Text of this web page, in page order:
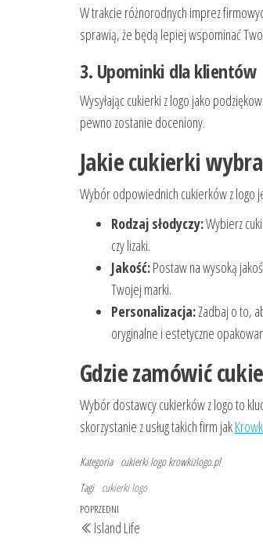
W trakcie różnorodnych imprez
sprawią, że będą lepiej wspominać
3. Upominki dla klientów
Wysyłając cukierki z logo jako
pewno zostanie doceniony.
Jakie cukierki
Wybór odpowiednich cukierków z logo
Rodzaj słodyczy:Wybierz
czy lizaki.
Jakość:Postaw na wysoką
Twojej marki.
Personalizacja:Zadbaj o to,
oryginalne i estetyczne
Gdzie zamówić
Wybór dostawcy cukierków z logo to
skorzystanie z usług takich firm jak
Kategoria cukierki logo krowkizlogo.pl
Tagi cukierki logo
Nawigacja
wpisu
Poprzedni
wpis
POPRZEDNI
Island Life